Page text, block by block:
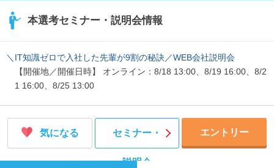
本選考セミナー・説明会情報
＼IT知識ゼロで入社した先輩が9割の秘訣／WEB会社説明会
【開催地／開催日時】 オンライン：8/18 13:00、8/19 16:00、8/2
1 16:00、8/25 13:00
気になる セミナー・
説明会
エントリー